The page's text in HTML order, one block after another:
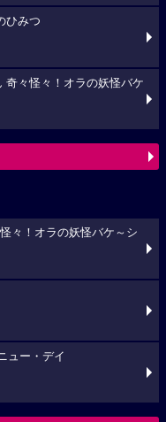
ひみつ
々怪々！オラの妖怪バケ
々！オラの妖怪バケ～シ
ュー・デイ